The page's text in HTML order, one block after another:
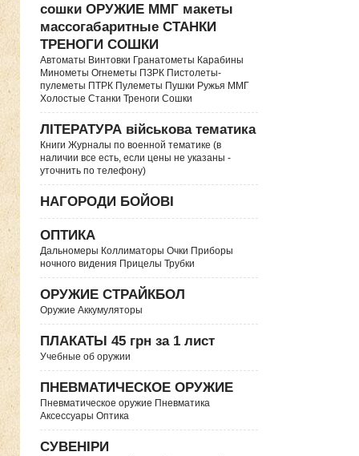
сошки ОРУЖИЕ ММГ макеты
массогабаритные СТАНКИ
ТРЕНОГИ СОШКИ
Автоматы Винтовки Гранатометы Карабины
Минометы Огнеметы ПЗРК Пистолеты-
пулеметы ПТРК Пулеметы Пушки Ружья ММГ
Холостые Станки Треноги Сошки
ЛІТЕРАТУРА військова тематика
Книги Журналы по военной тематике (в
наличии все есть, если цены не указаны -
уточнить по телефону)
НАГОРОДИ БОЙОВІ
ОПТИКА
Дальномеры Коллиматоры Очки Приборы
ночного видения Прицелы Трубки
ОРУЖИЕ СТРАЙКБОЛ
Оружие Аккумуляторы
ПЛАКАТЫ 45 грн за 1 лист
Учебные об оружии
ПНЕВМАТИЧЕСКОЕ ОРУЖИЕ
Пневматическое оружие Пневматика
Аксессуары Оптика
СУВЕНІРИ